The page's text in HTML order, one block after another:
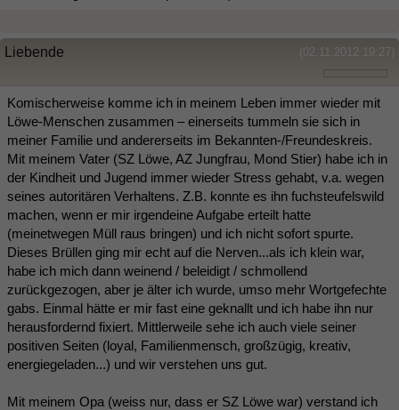
(02.11.2012 19:27)
Liebende
Komischerweise komme ich in meinem Leben immer wieder mit
Löwe-Menschen zusammen – einerseits tummeln sie sich in
meiner Familie und andererseits im Bekannten-/Freundeskreis.
Mit meinem Vater (SZ Löwe, AZ Jungfrau, Mond Stier) habe ich in
der Kindheit und Jugend immer wieder Stress gehabt, v.a. wegen
seines autoritären Verhaltens. Z.B. konnte es ihn fuchsteufelswild
machen, wenn er mir irgendeine Aufgabe erteilt hatte
(meinetwegen Müll raus bringen) und ich nicht sofort spurte.
Dieses Brüllen ging mir echt auf die Nerven...als ich klein war,
habe ich mich dann weinend / beleidigt / schmollend
zurückgezogen, aber je älter ich wurde, umso mehr Wortgefechte
gabs. Einmal hätte er mir fast eine geknallt und ich habe ihn nur
herausfordernd fixiert. Mittlerweile sehe ich auch viele seiner
positiven Seiten (loyal, Familienmensch, großzügig, kreativ,
energiegeladen...) und wir verstehen uns gut.
Mit meinem Opa (weiss nur, dass er SZ Löwe war) verstand ich